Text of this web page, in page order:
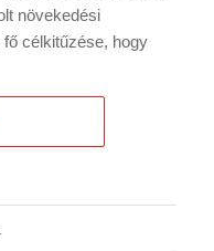
növekedési
célkitűzése, hogy